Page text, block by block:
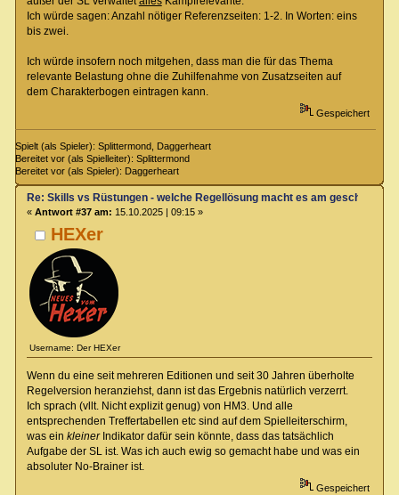
Ich würde sagen: Anzahl nötiger Referenzseiten: 1-2. In Worten: eins
bis zwei.
Ich würde insofern noch mitgehen, dass man die für das Thema
relevante Belastung ohne die Zuhilfenahme von Zusatzseiten auf
dem Charakterbogen eintragen kann.
Gespeichert
Spielt (als Spieler): Splittermond, Daggerheart
Bereitet vor (als Spielleiter): Splittermond
Bereitet vor (als Spieler): Daggerheart
HEXer
Username: Der HEXer
Re: Skills vs Rüstungen - welche Regellösung macht es am
« Antwort #37 am: 15.10.2025 | 09:15 »
Wenn du eine seit mehreren Editionen und seit 30 Jahren überholte
Regelversion heranziehst, dann ist das Ergebnis natürlich verzerrt.
Ich sprach (vllt. Nicht explizit genug) von HM3. Und alle
entsprechenden Treffertabellen etc sind auf dem Spielleiterschirm,
was ein kleinerIndikator dafür sein könnte, dass das tatsächlich
Aufgabe der SL ist. Was ich auch ewig so gemacht habe und was ein
absoluter No-Brainer ist.
Gespeichert